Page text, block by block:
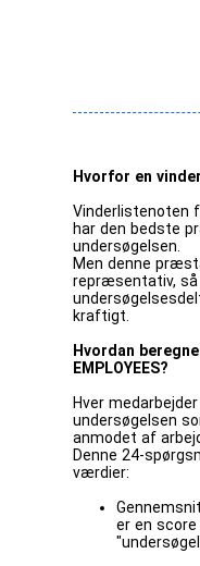
Hvorfor en
Vinderlistenoten
har den bedste
undersøgelsen.
Men denne
repræsentativ, så
kraftigt.
Hvordan
EMPLOYEES?
Hver medarbejder
undersøgelsen
anmodet af
Denne 24-
værdier:
er en